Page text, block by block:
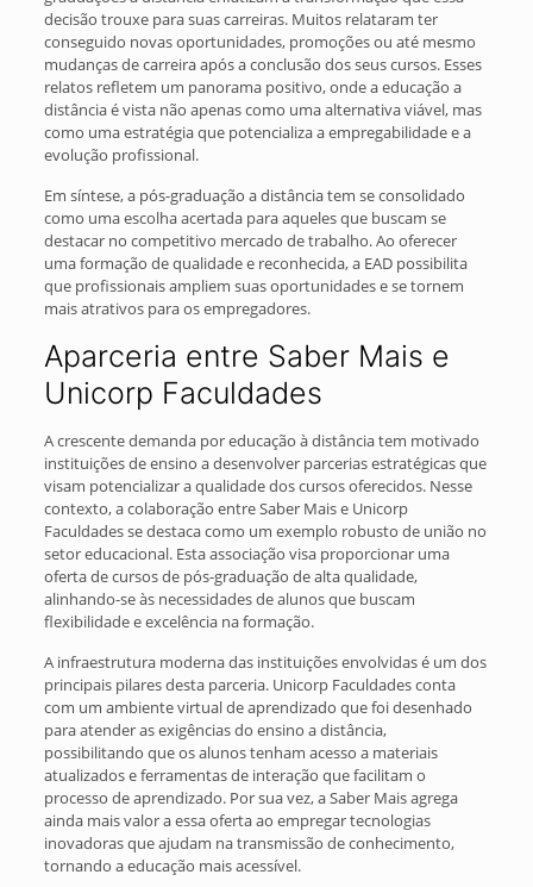
decisão trouxe para suas carreiras. Muitos relataram ter
conseguido novas oportunidades, promoções ou até mesmo
mudanças de carreira após a conclusão dos seus cursos. Esses
relatos refletem um panorama positivo, onde a educação a
distância é vista não apenas como uma alternativa viável, mas
como uma estratégia que potencializa a empregabilidade e a
evolução profissional.
Em síntese, a pós-graduação a distância tem se consolidado
como uma escolha acertada para aqueles que buscam se
destacar no competitivo mercado de trabalho. Ao oferecer
uma formação de qualidade e reconhecida, a EAD possibilita
que profissionais ampliem suas oportunidades e se tornem
mais atrativos para os empregadores.
Aparceria entre Saber Mais e
Unicorp Faculdades
A crescente demanda por educação à distância tem motivado
instituições de ensino a desenvolver parcerias estratégicas que
visam potencializar a qualidade dos cursos oferecidos. Nesse
contexto, a colaboração entre Saber Mais e Unicorp
Faculdades se destaca como um exemplo robusto de união no
setor educacional. Esta associação visa proporcionar uma
oferta de cursos de pós-graduação de alta qualidade,
alinhando-se às necessidades de alunos que buscam
flexibilidade e excelência na formação.
A infraestrutura moderna das instituições envolvidas é um dos
principais pilares desta parceria. Unicorp Faculdades conta
com um ambiente virtual de aprendizado que foi desenhado
para atender as exigências do ensino a distância,
possibilitando que os alunos tenham acesso a materiais
atualizados e ferramentas de interação que facilitam o
processo de aprendizado. Por sua vez, a Saber Mais agrega
ainda mais valor a essa oferta ao empregar tecnologias
inovadoras que ajudam na transmissão de conhecimento,
tornando a educação mais acessível.